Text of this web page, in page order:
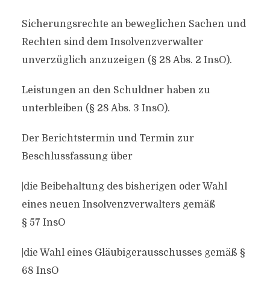
Sicherungsrechte an beweglichen Sachen und
Rechten sind dem Insolvenzverwalter
unverzüglich anzuzeigen (§ 28 Abs. 2 InsO).
Leistungen an den Schuldner haben zu
unterbleiben (§ 28 Abs. 3 InsO).
Der Berichtstermin und Termin zur
Beschlussfassung über
|die Beibehaltung des bisherigen oder Wahl
eines neuen Insolvenzverwalters gemäß
§ 57 InsO
|die Wahl eines Gläubigerausschusses gemäß §
68 InsO